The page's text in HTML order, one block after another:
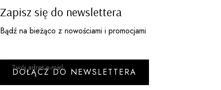
Zapisz się do newslettera
Bądź na bieżąco z nowościami i promocjami
Twój adres e-mail
DOŁĄCZ DO NEWSLETTERA